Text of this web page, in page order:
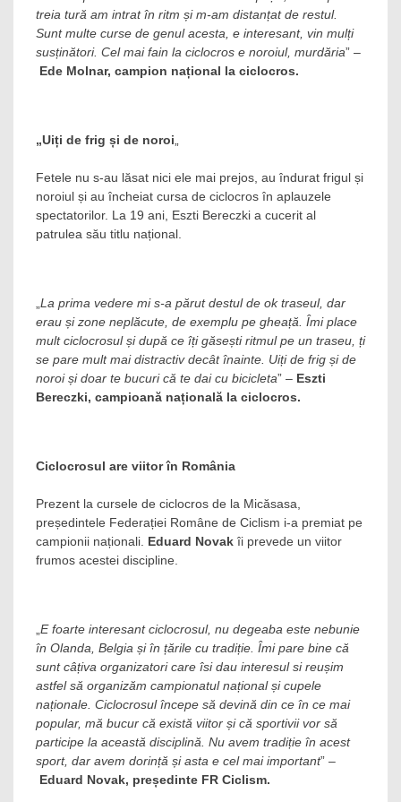
treia tură am intrat în ritm și m-am distanțat de restul.
Sunt multe curse de genul acesta, e interesant, vin mulți
susținători. Cel mai fain la ciclocros e noroiul, murdăria” –
Ede Molnar, campion național la ciclocros.
„Uiți de frig și de noroi
Fetele nu s-au lăsat nici ele mai prejos, au îndurat frigul și
noroiul și au încheiat cursa de ciclocros în aplauzele
spectatorilor. La 19 ani, Eszti Bereczki a cucerit al
patrulea său titlu național.
La prima vedere mi s-a părut destul de ok traseul, dar
erau și zone neplăcute, de exemplu pe gheață. Îmi place
mult ciclocrosul și după ce îți găsești ritmul pe un traseu, ți
se pare mult mai distractiv decât înainte. Uiți de frig și de
noroi și doar te bucuri că te dai cu bicicleta” – Eszti
Bereczki, campioană națională la ciclocros.
Ciclocrosul are viitor în România
Prezent la cursele de ciclocros de la Micăsasa,
președintele Federației Române de Ciclism i-a premiat pe
campionii naționali. Eduard Novak îi prevede un viitor
frumos acestei discipline.
E foarte interesant ciclocrosul, nu degeaba este nebunie
în Olanda, Belgia și în țările cu tradiție. Îmi pare bine că
sunt câțiva organizatori care îsi dau interesul si reușim
astfel să organizăm campionatul național și cupele
naționale. Ciclocrosul începe să devină din ce în ce mai
popular, mă bucur că există viitor și că sportivii vor să
participe la această disciplină. Nu avem tradiție în acest
sport, dar avem dorință și asta e cel mai important” –
Eduard Novak, președinte FR Ciclism.